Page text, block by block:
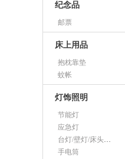
纪念品
邮票
床上用品
抱枕靠垫
蚊帐
灯饰照明
节能灯
应急灯
台灯/壁灯/床头灯/落地灯
手电筒